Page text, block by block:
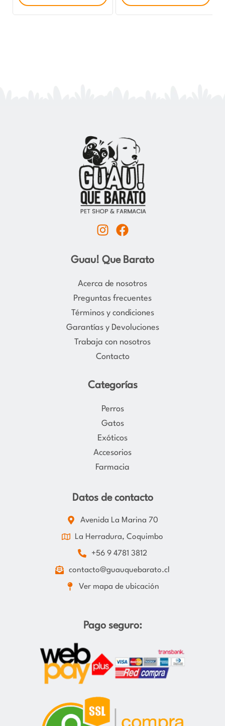
de
I
s
t
a
r
a
m
F
c
e
b
o
k
Guau! Que Barato
Acerca de nosotros
Preguntas frecuentes
Términos y condiciones
Garantías y Devoluciones
Trabaja con nosotros
Contacto
Categorías
Perros
Gatos
Exóticos
Accesorios
Farmacia
Datos de contacto
Avenida La Marina 70
La Herradura, Coquimbo
+56 9 4781 3812
contacto@guauquebarato.cl
Ver mapa de ubicación
Pago seguro: